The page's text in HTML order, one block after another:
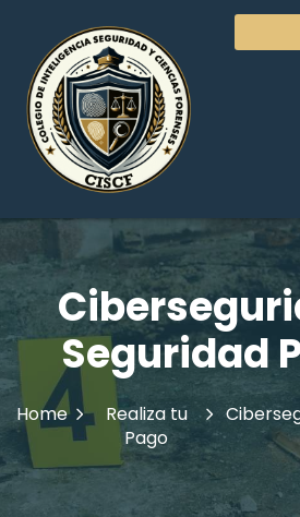
Seguridad
Home
Realiza tu
Pago